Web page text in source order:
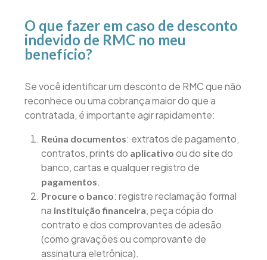
O que fazer em caso de desconto
indevido de RMC no meu
benefício?
Se você identificar um desconto de RMC que não
reconhece ou uma cobrança maior do que a
contratada, é importante agir rapidamente:
Reúna documentos: extratos de pagamento,
contratos, prints do aplicativo ou do sitedo
banco, cartas e qualquer registro de
pagamentos.
Procure o banco: registre reclamação formal
na instituição financeira, peça cópia do
contrato e dos comprovantes de adesão
(como gravações ou comprovante de
assinatura eletrônica).